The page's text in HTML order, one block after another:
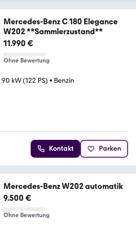
Mercedes-Benz C 180 Elegance
W202 **Sammlerzustand**
11.990 €
Ohne Bewertung
90 kW (122 PS) • Benzin
Kontakt Parken
Mercedes-Benz W202 automatik
9.500 €
Ohne Bewertung